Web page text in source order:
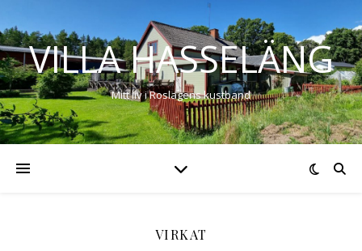
VILLA HASSELÄNG
Mitt liv i Roslagens kustband
VIRKAT